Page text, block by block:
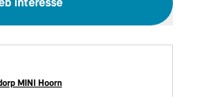
interesse
MINI Hoorn